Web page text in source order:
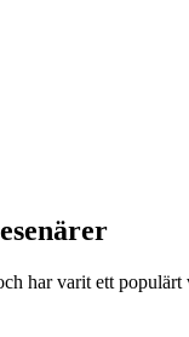
har varit ett